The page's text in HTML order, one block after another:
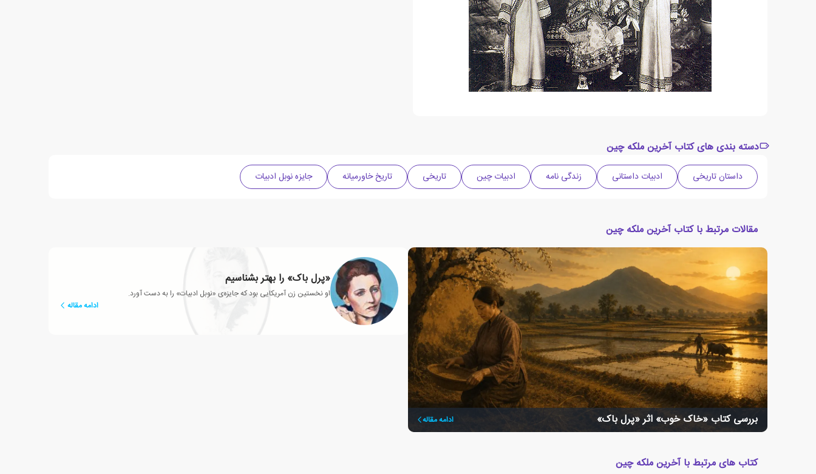
دسته بندی های کتاب آخرین ملکه چین
داستان تاریخی ادبیات داستانی زندگی نامه ادبیات چین تاریخی تاریخ خاورمیانه جایزه نوبل ادبیات
مقالات مرتبط با کتاب آخرین ملکه چین
بررسی کتاب «خاک خوب» اثر «پرل باک» ادامه مقاله
«پرل باک» را بهتر بشناسیم
او نخستین زن آمریکایی بود که جایزه‌ی «نوبل ادبیات» را به دست آورد.
ادامه مقاله
کتاب های مرتبط با آخرین ملکه چین